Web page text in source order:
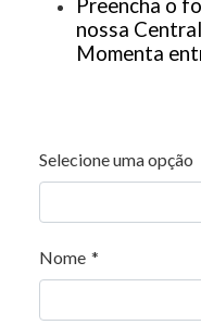
Preencha o
nossa
Momenta
Selecione uma opção
Nome *